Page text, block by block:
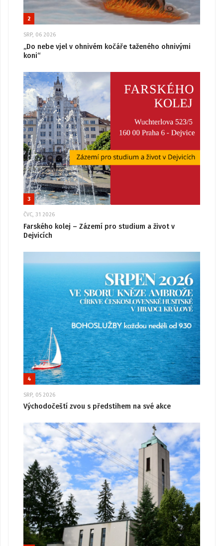
2
SRP, 06 2026
„Do nebe vjel v ohnivém kočáře taženého ohnivými
koni“
3
ČVC, 31 2026
Farského kolej – Zázemí pro studium a život v
Dejvicích
4
SRP, 05 2026
Východočeští zvou s předstihem na své akce